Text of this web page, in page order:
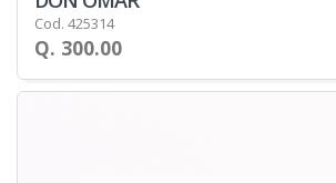
Cod. 425314
Q. 300.00